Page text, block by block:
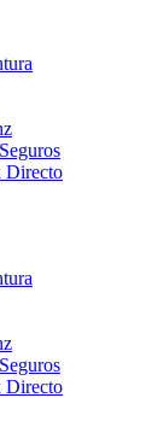
Directo
Directo